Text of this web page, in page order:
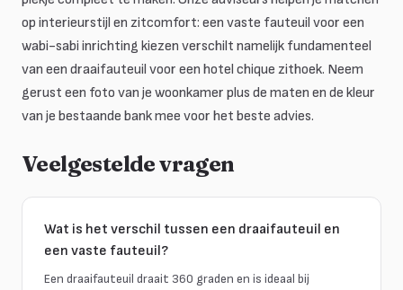
op interieurstijl en zitcomfort: een vaste fauteuil voor een
wabi-sabi inrichting kiezen verschilt namelijk fundamenteel
van een draaifauteuil voor een hotel chique zithoek. Neem
gerust een foto van je woonkamer plus de maten en de kleur
van je bestaande bank mee voor het beste advies.
Veelgestelde vragen
Wat is het verschil tussen een draaifauteuil en
een vaste fauteuil?
Een draaifauteuil draait 360 graden en is ideaal bij